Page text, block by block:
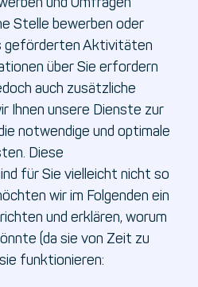
Stelle bewerben oder
geförderten Aktivitäten
über Sie erfordern
auch zusätzliche
Ihnen unsere Dienste zur
notwendige und optimale
Diese
für Sie vielleicht nicht so
wir im Folgenden ein
und erklären, worum
(da sie von Zeit zu
funktionieren: